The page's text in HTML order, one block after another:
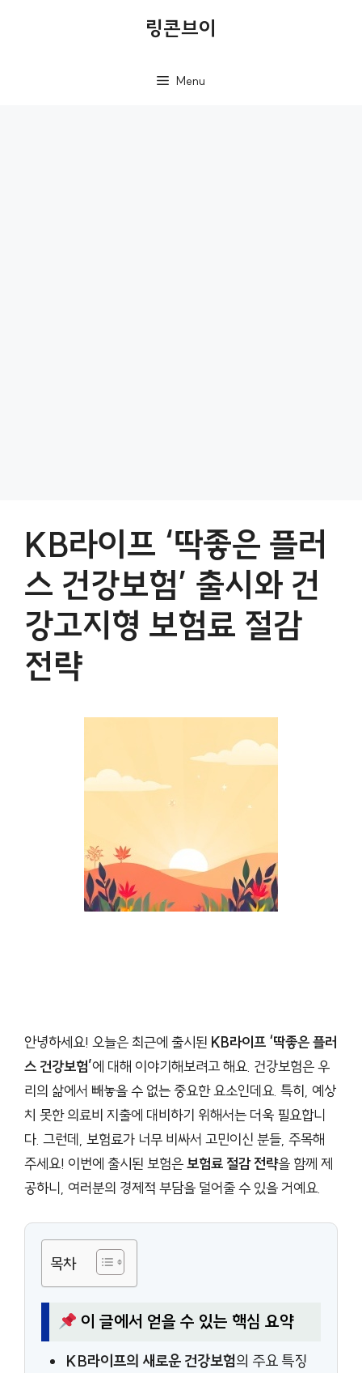
링콘브이
Menu
KB라이프 ‘딱좋은 플러
스 건강보험’ 출시와 건
강고지형 보험료 절감
전략
안녕하세요! 오늘은 최근에 출시된 KB라이프 ‘딱좋은 플러
스 건강보험’에 대해 이야기해보려고 해요. 건강보험은 우
리의 삶에서 빼놓을 수 없는 중요한 요소인데요. 특히, 예상
치 못한 의료비 지출에 대비하기 위해서는 더욱 필요합니
다. 그런데, 보험료가 너무 비싸서 고민이신 분들, 주목해
주세요! 이번에 출시된 보험은보험료 절감 전략을 함께 제
공하니, 여러분의 경제적 부담을 덜어줄 수 있을 거예요.
목차
이 글에서 얻을 수 있는 핵심 요약
KB라이프의 새로운 건강보험의 주요 특징